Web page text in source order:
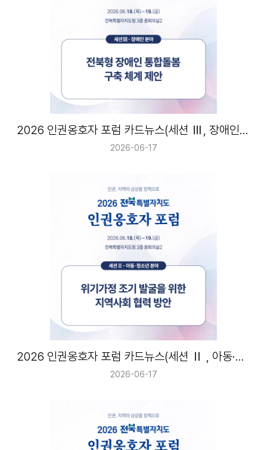
2026 인권옹호자 포럼 카드뉴스(세션 Ⅲ, 장애인 분야)
2026-06-17
2026 인권옹호자 포럼 카드뉴스(세션 Ⅱ , 아동·청소년 분야)
2026-06-17